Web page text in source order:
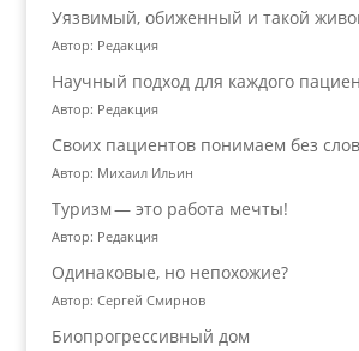
Уязвимый, обиженный и такой
Автор: Редакция
Научный подход для каждого
Автор: Редакция
Своих пациентов понимаем без слов
Автор: Михаил Ильин
Туризм — это работа мечты!
Автор: Редакция
Одинаковые, но непохожие?
Автор: Сергей Смирнов
Биопрогрессивный дом